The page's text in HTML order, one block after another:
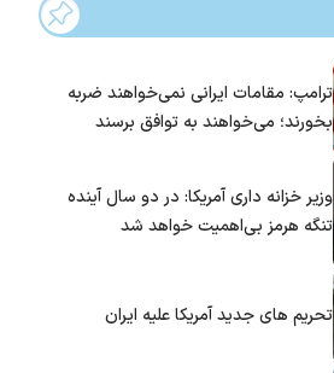
ترامپ: مقامات ایرانی نمی‌خواهند ضربه
بخورند؛ می‌خواهند به توافق برسند
وزیر خزانه داری آمریکا: در دو سال آینده
تنگه هرمز بی‌اهمیت خواهد شد
تحریم های جدید آمریکا علیه ایران